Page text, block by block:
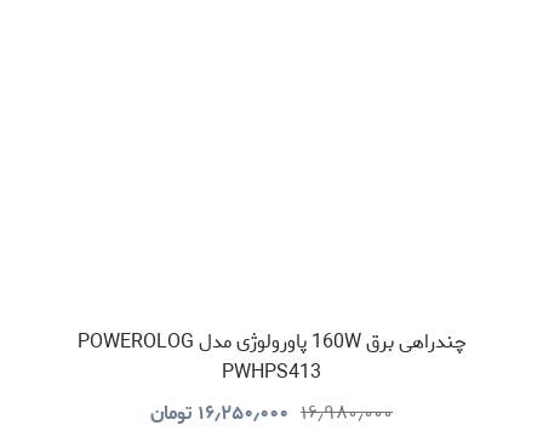
چندراهی برق 160W پاورولوژی مدل POWEROLOG
PWHPS413
۱۶٫۹۸۰٫۰۰۰ ۱۶٫۲۵۰٫۰۰۰ تومان